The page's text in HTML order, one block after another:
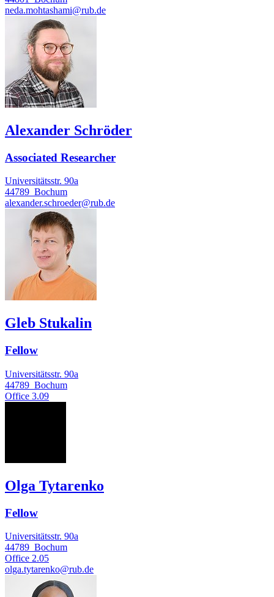
neda.mohtashami@rub.de
Alexander Schröder
Associated Researcher
Universitätsstr. 90a
44789 Bochum
alexander.schroeder@rub.de
Gleb Stukalin
Fellow
Universitätsstr. 90a
44789 Bochum
Office 3.09
Olga Tytarenko
Fellow
Universitätsstr. 90a
44789 Bochum
Office 2.05
olga.tytarenko@rub.de